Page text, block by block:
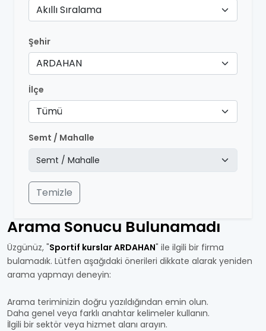
Akıllı Sıralama
Şehir
ARDAHAN
İlçe
Tümü
Semt / Mahalle
Temizle
Arama Sonucu Bulunamadı
Üzgünüz, "Sportif kurslar ARDAHAN" ile ilgili bir firma
bulamadık. Lütfen aşağıdaki önerileri dikkate alarak yeniden
arama yapmayı deneyin:
Arama teriminizin doğru yazıldığından emin olun.
Daha genel veya farklı anahtar kelimeler kullanın.
İlgili bir sektör veya hizmet alanı arayın.